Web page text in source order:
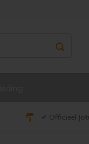
✔ Officieel